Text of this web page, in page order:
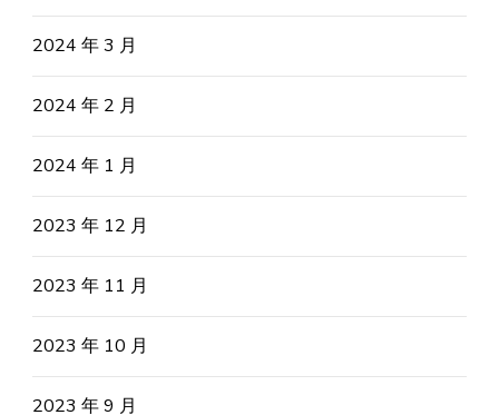
2024 年 3 月
2024 年 2 月
2024 年 1 月
2023 年 12 月
2023 年 11 月
2023 年 10 月
2023 年 9 月